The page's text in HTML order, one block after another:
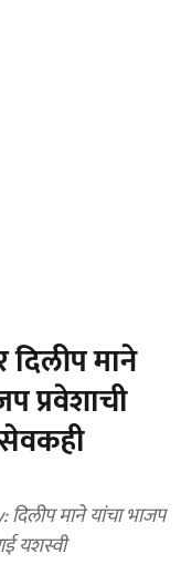
माने
प्रवेशाची
माने यांचा भाजप
यशस्वी